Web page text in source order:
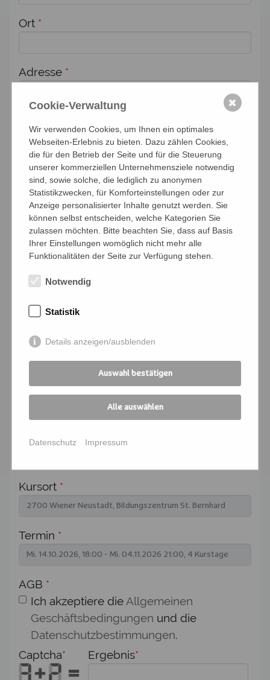
Ort *
Adresse *
diese Veranstaltung an:
Anzahl Personen
Namen der Personen (Vor- und Nachname)
Bedingungen
Ich verpflichte mich, die Zahlung und
Kommunikation für die angemeldeten
Veranstaltung an:
Kursnummer*
Seminartitel *
Kursort *
Termin *
AGB *
Ich akzeptiere die Allgemeinen
Geschäftsbedingungen und die
Datenschutzbestimmungen.
Captcha* Ergebnis*
Cookie-Verwaltung
Wir verwenden Cookies, um Ihnen ein optimales
Webseiten-Erlebnis zu bieten. Dazu zählen Cookies,
die für den Betrieb der Seite und für die Steuerung
unserer kommerziellen Unternehmensziele notwendig
sind, sowie solche, die lediglich zu anonymen
Statistikzwecken, für Komforteinstellungen oder zur
Anzeige personalisierter Inhalte genutzt werden. Sie
können selbst entscheiden, welche Kategorien Sie
zulassen möchten. Bitte beachten Sie, dass auf Basis
Ihrer Einstellungen womöglich nicht mehr alle
Funktionalitäten der Seite zur Verfügung stehen.
Notwendig
Statistik
Details anzeigen/ausblenden
Auswahl bestätigen
Alle auswählen
Datenschutz Impressum
✖